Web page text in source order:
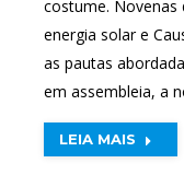
costume. Novenas
energia solar e
as pautas
em assembleia, a
LEIA MAIS